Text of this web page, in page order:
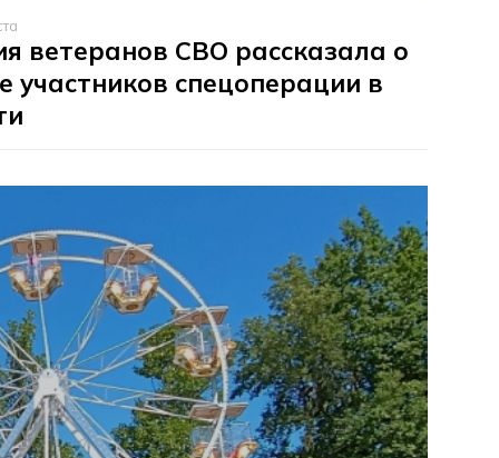
ветеранов СВО рассказала о
участников спецоперации в